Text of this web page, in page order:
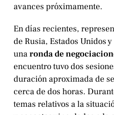
avances próximamente.
En días recientes,
de Rusia, Estados Unidos
unaronda de
encuentro tuvo dos
duración aproximada de
cerca de dos horas.
temas relativos a la